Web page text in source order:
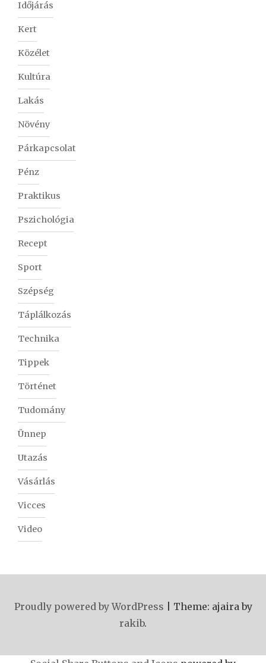
Időjárás
Kert
Közélet
Kultúra
Lakás
Növény
Párkapcsolat
Pénz
Praktikus
Pszichológia
Recept
Sport
Szépség
Táplálkozás
Technika
Tippek
Történet
Tudomány
Ünnep
Utazás
Vásárlás
Vicces
Video
Proudly powered by WordPress
Theme: ajaira by
rakib.